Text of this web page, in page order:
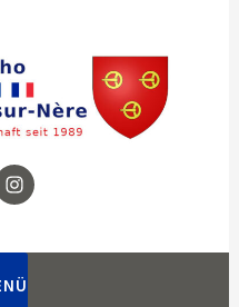
Vlotho –
zwischen Vlotho in
sur-Nère in Frankreich
Instagram